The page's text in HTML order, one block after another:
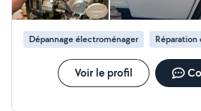
Dépannage électroménager Réparation
Voir le profil